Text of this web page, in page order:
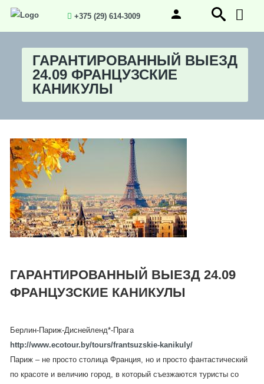
+375 (29) 614-3009
ГАРАНТИРОВАННЫЙ ВЫЕЗД
24.09 ФРАНЦУЗСКИЕ
КАНИКУЛЫ
ГАРАНТИРОВАННЫЙ ВЫЕЗД 24.09
ФРАНЦУЗСКИЕ КАНИКУЛЫ
Берлин-Париж-Диснейленд*-Прага
http://www.ecotour.by/tours/frantsuzskie-kanikuly/
Париж – не просто столица Франция, но и просто фантастический
по красоте и величию город, в который съезжаются туристы со